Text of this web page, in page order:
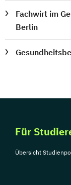
Fachwirt im
Berlin
Für
Übersicht